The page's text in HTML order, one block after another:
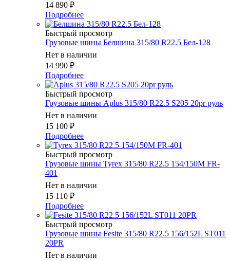
14 890 ₽
Подробнее
Быстрый просмотр
Грузовые шины Белшина 315/80 R22.5 Бел-128
Нет в наличии
14 990 ₽
Подробнее
Быстрый просмотр
Грузовые шины Aplus 315/80 R22.5 S205 20pr руль
Нет в наличии
15 100 ₽
Подробнее
Быстрый просмотр
Грузовые шины Tyrex 315/80 R22.5 154/150M FR-
401
Нет в наличии
15 110 ₽
Подробнее
Быстрый просмотр
Грузовые шины Fesite 315/80 R22.5 156/152L ST011
20PR
Нет в наличии